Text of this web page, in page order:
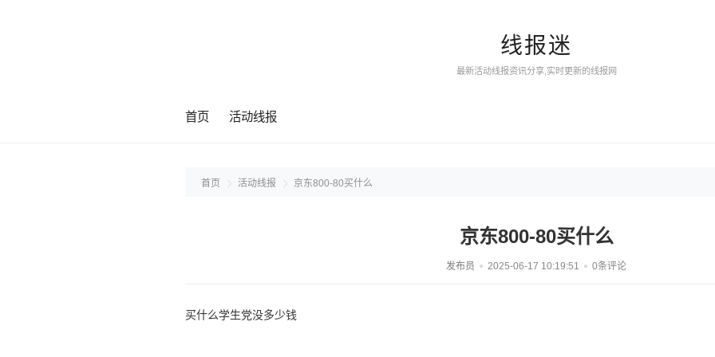
线报迷
最新活动线报资讯分享,实时更新的线报网
首页 活动线报
首页 活动线报 京东800-80买什么
京东800-80买什么
发布员 2025-06-17 10:19:51 0条评论
买什么学生党没多少钱